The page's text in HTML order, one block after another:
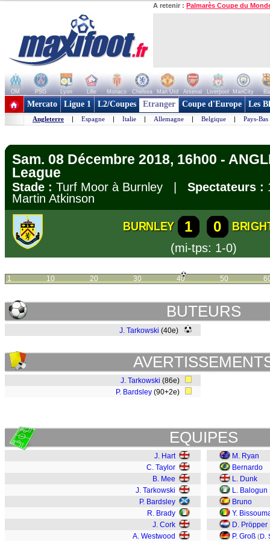
A retenir : Palmarès Coupe du
OM PSG Lyon Lille Monaco Chelsea Man Utd Arsenal Liverpool ManCity
+ de clubs
Mercato Ligue 1 L2/Coupes Etranger Coupe d'Europe Les
Angleterre | Espagne | Italie | Allemagne | Belgique | Pays-Bas
Sam. 08 Décembre 2018, 16h00 -
League
Stade : Turf Moor à Burnley | Spectateurs :
Martin Atkinson
BURNLEY 1 0
(mi-tps: 1-0)
1 10 20 30 40 50
BUTEURS
J. Tarkowski (40e)
J. Tarkowski (86e)
P. Bardsley (90+2e)
EQUIPES
J. Hart
C. Taylor
B. Mee
J. Tarkowski
P. Bardsley
R. Brady
J. Cork
A. Westwood
M. Ryan
Bernardo
L. Dunk
L. Balogun
Bruno
Y.
D. Pröpper
P. Groß (D.